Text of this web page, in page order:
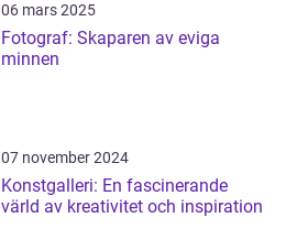
06 mars 2025
Fotograf: Skaparen av eviga
minnen
07 november 2024
Konstgalleri: En fascinerande
värld av kreativitet och inspiration